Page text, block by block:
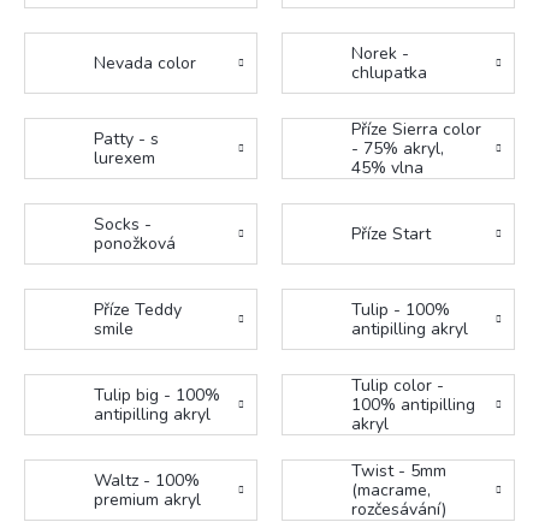
Nevada color
Norek -
chlupatka
Patty - s
lurexem
Příze Sierra color
- 75% akryl,
45% vlna
Socks -
ponožková
Příze Start
Příze Teddy
smile
Tulip - 100%
antipilling akryl
Tulip big - 100%
antipilling akryl
Tulip color -
100% antipilling
akryl
Waltz - 100%
premium akryl
Twist - 5mm
(macrame,
rozčesávání)